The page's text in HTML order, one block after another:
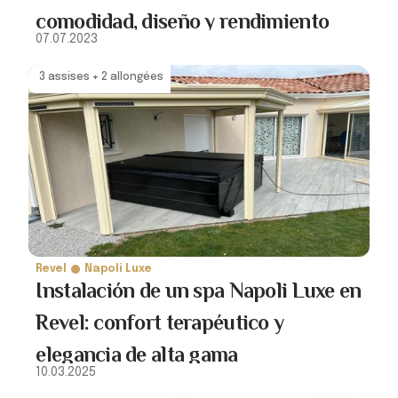
comodidad, diseño y rendimiento
07.07.2023
3 assises + 2 allongées
Revel Napoli Luxe
Instalación de un spa Napoli Luxe en
Revel: confort terapéutico y
elegancia de alta gama
10.03.2025